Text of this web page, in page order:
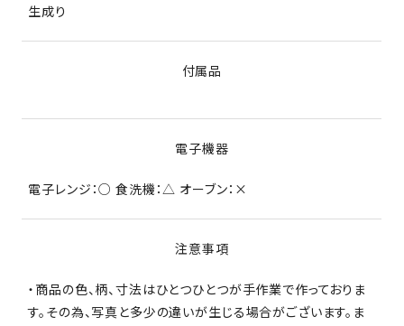
生成り
付属品
電子機器
電子レンジ：○ 食洗機：△ オーブン：×
注意事項
・商品の色、柄、寸法はひとつひとつが手作業で作っておりま
す。その為、写真と多少の違いが生じる場合がございます。ま